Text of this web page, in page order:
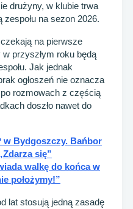
drużyny, w klubie trwa
na sezon 2026.
na pierwsze
przyszłym roku będą
Jak jednak
ogłoszeń nie oznacza
rozmowach z częścią
doszło nawet do
w Bydgoszczy. Bańbor
się”
walkę do końca w
położymy!”
lat stosują jedną zasadę